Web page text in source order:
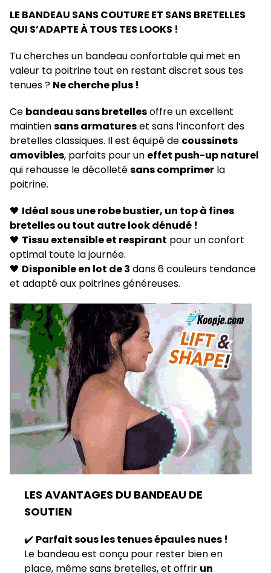
LE BANDEAU SANS COUTURE ET SANS BRETELLES
QUI S’ADAPTE À TOUS TES LOOKS !
Tu cherches un bandeau confortable qui met en
valeur ta poitrine tout en restant discret sous tes
tenues ? Ne cherche plus !
Ce bandeau sans bretellesoffre un excellent
maintiensans armatureset sans l’inconfort des
bretelles classiques. Il est équipé de coussinets
amovibles, parfaits pour un effet push-up naturel
qui rehausse le décolletésans comprimer la
poitrine.
🖤 Idéal sous une robe bustier, un top à fines
bretelles ou tout autre look dénudé !
🖤 Tissu extensible et respirant pour un confort
optimal toute la journée.
🖤 Disponible en lot de 3 dans 6 couleurs tendance
et adapté aux poitrines généreuses.
LES AVANTAGES DU BANDEAU DE
SOUTIEN
✔️ Parfait sous les tenues épaules nues !
Le bandeau est conçu pour rester bien en
place, même sans bretelles, et offrir un